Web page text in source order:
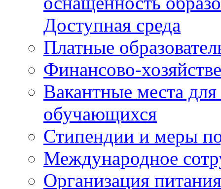
Доступная среда
Платные
Финансово-
Вакантные места
обучающихся
Стипендии и меры
Международное
Организация